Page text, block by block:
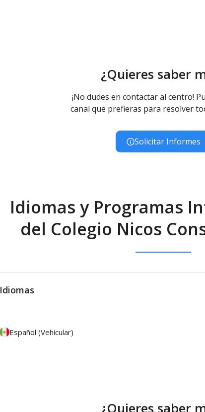
¿Quieres saber
¡No dudes en contactar al centro!
canal que prefieras para resolver
Solicitar Informes
Idiomas y Programas
del Colegio Niсos
Idiomas
Español (Vehicular)
¿Quieres saber